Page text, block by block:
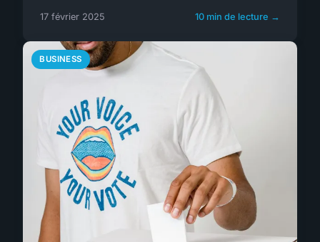
17 février 2025 10 min de lecture →
BUSINESS